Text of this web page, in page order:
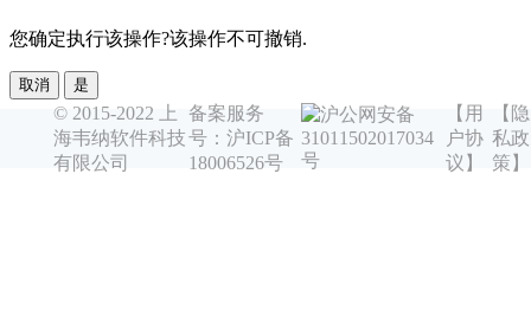
您确定执行该操作?该操作不可撤销.
取消 是
© 2015-2022 上
海韦纳软件科技
有限公司
备案服务
号：沪ICP备
18006526号
沪公网安备
31011502017034
号
【用
户协
议】
【隐
私政
策】